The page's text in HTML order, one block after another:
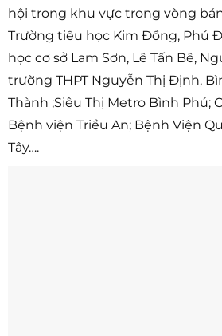
hội trong khu vực trong vòng
Trường tiểu học Kim Đồng, Phú
học cơ sở Lam Sơn, Lê Tấn Bê,
trường THPT Nguyễn Thị Định,
Thành ;Siêu Thị Metro Bình Phú;
Bệnh viện Triều An; Bệnh Viện
Tây….